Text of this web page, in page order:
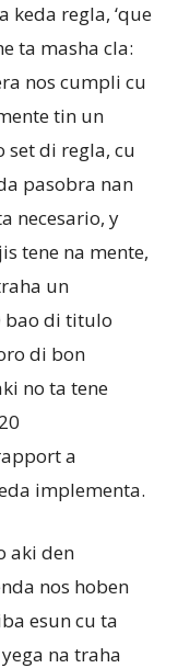
keda regla, ‘que
ta masha cla:
nos cumpli cu
tin un
set di regla, cu
pasobra nan
necesario, y
tene na mente,
un
bao di titulo
di bon
no ta tene
a
implementa.
aki den
nos hoben
esun cu ta
na traha